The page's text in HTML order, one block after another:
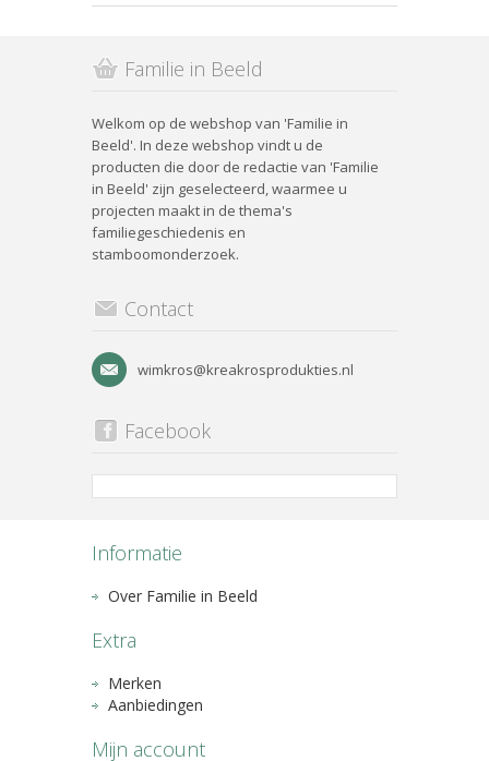
Familie in Beeld
Welkom op de webshop van 'Familie in
Beeld'. In deze webshop vindt u de
producten die door de redactie van 'Familie
in Beeld' zijn geselecteerd, waarmee u
projecten maakt in de thema's
familiegeschiedenis en
stamboomonderzoek.
Contact
wimkros@kreakrosprodukties.nl
Facebook
Informatie
Over Familie in Beeld
Extra
Merken
Aanbiedingen
Mijn account